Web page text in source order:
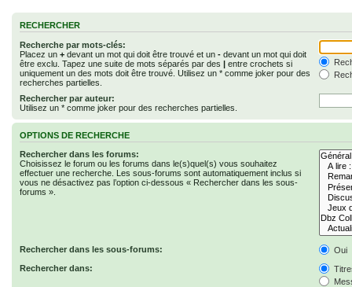
RECHERCHER
Recherche par mots-clés:
Placez un + devant un mot qui doit être trouvé et un - devant un mot qui doit
être exclu. Tapez une suite de mots séparés par des | entre crochets si
uniquement un des mots doit être trouvé. Utilisez un * comme joker pour des
recherches partielles.
Rechercher par auteur:
Utilisez un * comme joker pour des recherches partielles.
OPTIONS DE RECHERCHE
Rechercher dans les forums:
Choisissez le forum ou les forums dans le(s)quel(s) vous souhaitez
effectuer une recherche. Les sous-forums sont automatiquement inclus si
vous ne désactivez pas l’option ci-dessous « Rechercher dans les sous-
forums ».
Rechercher dans les sous-forums:
Oui
Rechercher dans: